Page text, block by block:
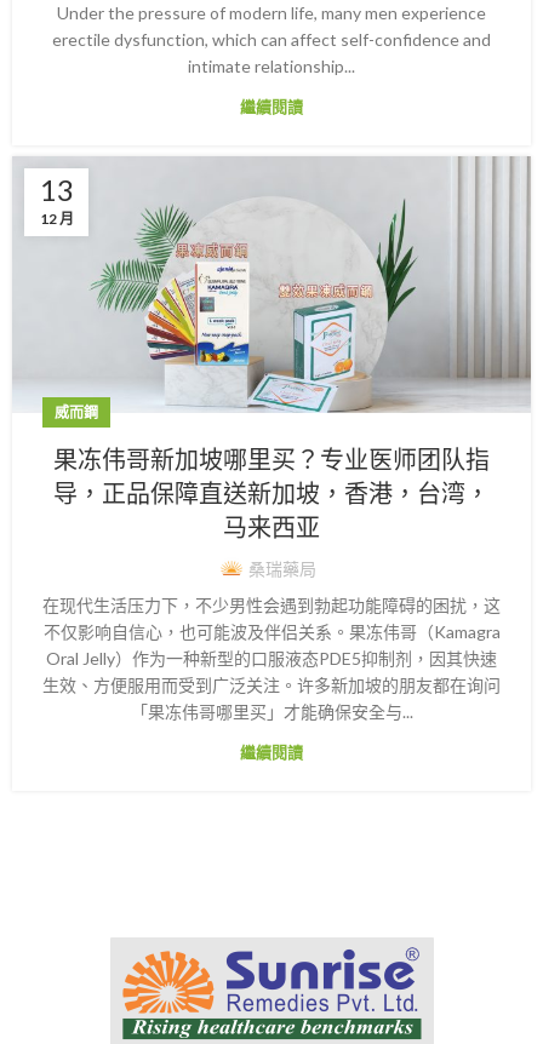
Under the pressure of modern life, many men experience
erectile dysfunction, which can affect self-confidence and
intimate relationship...
繼續閱讀
13
12 月
威而鋼
果冻伟哥新加坡哪里买？专业医师团队指
导，正品保障直送新加坡，香港，台湾，
马来西亚
桑瑞藥局
在现代生活压力下，不少男性会遇到勃起功能障碍的困扰，这
不仅影响自信心，也可能波及伴侣关系。果冻伟哥（Kamagra
Oral Jelly）作为一种新型的口服液态PDE5抑制剂，因其快速
生效、方便服用而受到广泛关注。许多新加坡的朋友都在询问
「果冻伟哥哪里买」才能确保安全与...
繼續閱讀